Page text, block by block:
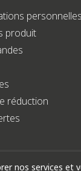
personnelles
produit
réduction
nos services